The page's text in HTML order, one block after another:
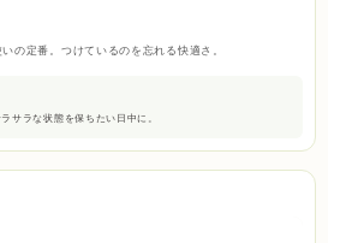
の定番。つけているのを忘れる快適さ。
サラな状態を保ちたい日中に。